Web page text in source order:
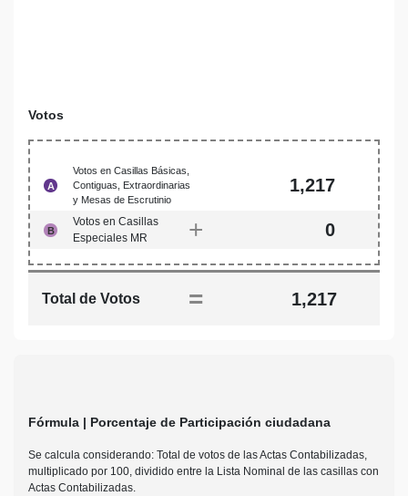
Votos
A
Votos en Casillas Básicas,
Contiguas, Extraordinarias
y Mesas de Escrutinio
1,217
B
Votos en Casillas
Especiales MR
+ 0
Total de Votos = 1,217
Fórmula | Porcentaje de Participación ciudadana
Se calcula considerando: Total de votos de las Actas Contabilizadas,
multiplicado por 100, dividido entre la Lista Nominal de las casillas con
Actas Contabilizadas.